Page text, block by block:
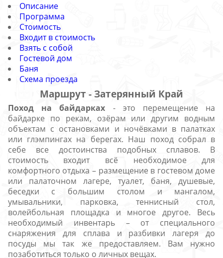
Описание
Программа
Стоимость
Входит в стоимость
Взять с собой
Гостевой дом
Баня
Схема проезда
Маршрут - Затерянный Край
Поход на байдарках - это перемещение на
байдарке по рекам, озёрам или другим водным
объектам с остановками и ночёвками в палатках
или глэмпингах на берегах. Наш поход собрал в
себе все достоинства подобных сплавов. В
стоимость входит всё необходимое для
комфортного отдыха – размещение в гостевом доме
или палаточном лагере, туалет, баня, душевые,
беседки с большим столом и мангалом,
умывальники, парковка, теннисный стол,
волейбольная площадка и многое другое. Весь
необходимый инвентарь – от специального
снаряжения для сплава и разбивки лагеря до
посуды мы так же предоставляем. Вам нужно
позаботиться только о личных вещах.